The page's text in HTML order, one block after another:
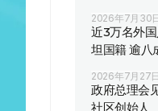
2026年7月30
近3万名外
坦国籍 逾八
2026年7月27
政府总理会
社区创始人